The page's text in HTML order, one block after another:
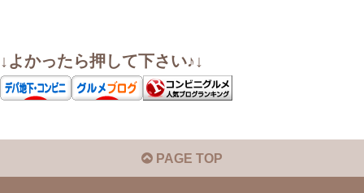
↓よかったら押して下さい♪↓
PAGE TOP